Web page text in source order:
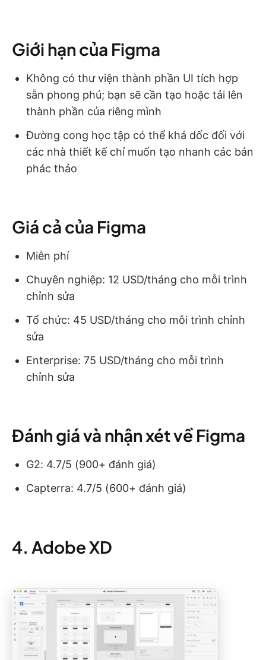
Giới hạn của Figma
Không có thư viện thành phần UI tích hợp
sẵn phong phú; bạn sẽ cần tạo hoặc tải lên
thành phần của riêng mình
Đường cong học tập có thể khá dốc đối với
các nhà thiết kế chỉ muốn tạo nhanh các bản
phác thảo
Giá cả của Figma
Miễn phí
Chuyên nghiệp: 12 USD/tháng cho mỗi trình
chỉnh sửa
Tổ chức: 45 USD/tháng cho mỗi trình chỉnh
sửa
Enterprise: 75 USD/tháng cho mỗi trình
chỉnh sửa
Đánh giá và nhận xét về Figma
G2: 4.7/5 (900+ đánh giá)
Capterra: 4.7/5 (600+ đánh giá)
4. Adobe XD